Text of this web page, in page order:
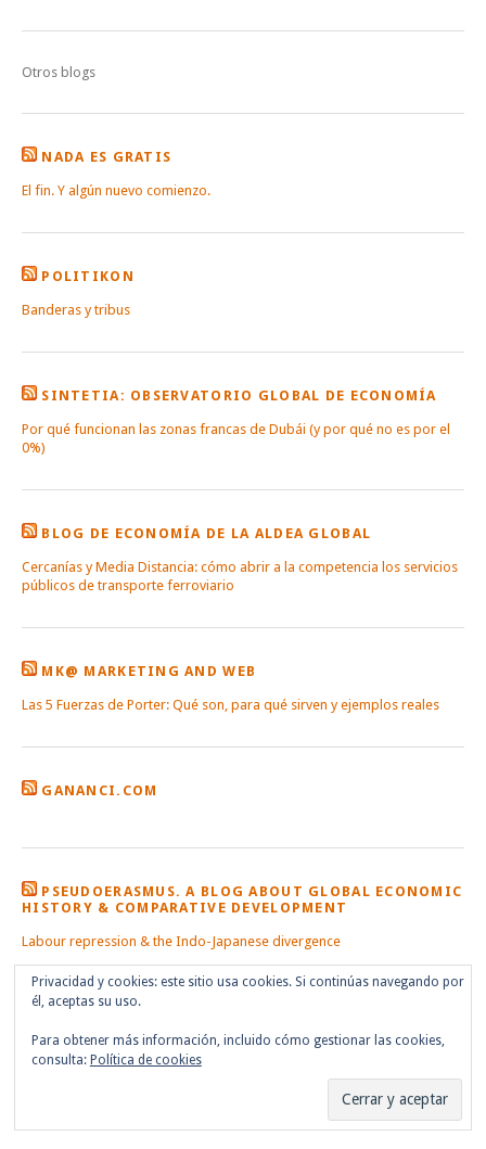
Otros blogs
NADA ES GRATIS
El fin. Y algún nuevo comienzo.
POLITIKON
Banderas y tribus
SINTETIA: OBSERVATORIO GLOBAL DE ECONOMÍA
Por qué funcionan las zonas francas de Dubái (y por qué no es por el
0%)
BLOG DE ECONOMÍA DE LA ALDEA GLOBAL
Cercanías y Media Distancia: cómo abrir a la competencia los servicios
públicos de transporte ferroviario
MK@ MARKETING AND WEB
Las 5 Fuerzas de Porter: Qué son, para qué sirven y ejemplos reales
GANANCI.COM
PSEUDOERASMUS. A BLOG ABOUT GLOBAL ECONOMIC
HISTORY & COMPARATIVE DEVELOPMENT
Labour repression & the Indo-Japanese divergence
Privacidad y cookies: este sitio usa cookies. Si continúas navegando por
él, aceptas su uso.
Para obtener más información, incluido cómo gestionar las cookies,
consulta: Política de cookies